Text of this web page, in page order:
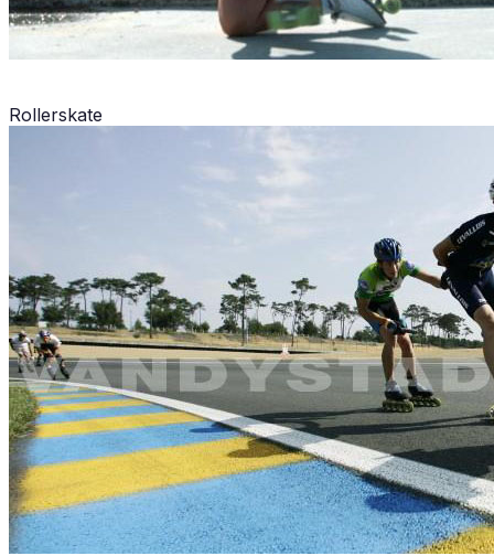
Rollerskate